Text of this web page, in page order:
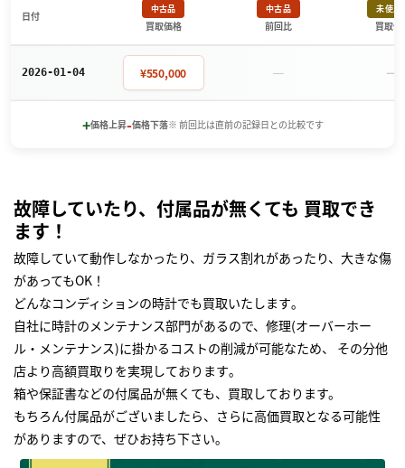
日付
中古品
買取価格
中古品
前回比
未使用
買取価
2026-01-04 ¥550,000 － －
+価格上昇-価格下落※ 前回比は直前の記録日との比較です
故障していたり、付属品が無くても 買取でき
ます！
故障していて動作しなかったり、ガラス割れがあったり、大きな傷
があってもOK！
どんなコンディションの時計でも買取いたします｡
自社に時計のメンテナンス部門があるので、修理(オーバーホー
ル・メンテナンス)に掛かるコストの削減が可能なため、 その分他
店より高額買取りを実現しております｡
箱や保証書などの付属品が無くても、買取しております。
もちろん付属品がございましたら、さらに高価買取となる可能性
がありますので、ぜひお持ち下さい｡